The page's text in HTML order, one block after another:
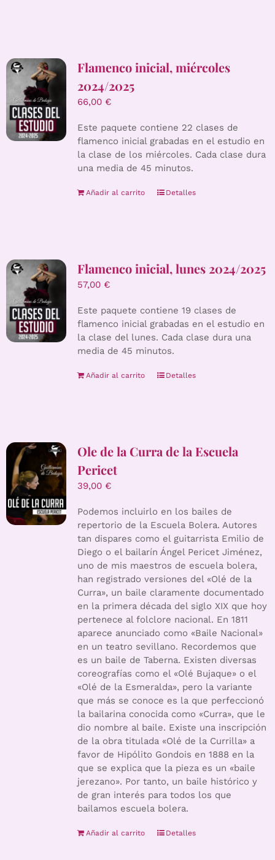
Flamenco inicial, miércoles
2024/2025
66,00 €
Este paquete contiene 22 clases de
flamenco inicial grabadas en el estudio en
la clase de los miércoles. Cada clase dura
una media de 45 minutos.
Añadir al carrito Detalles
Flamenco inicial, lunes 2024/2025
57,00 €
Este paquete contiene 19 clases de
flamenco inicial grabadas en el estudio en
la clase del lunes. Cada clase dura una
media de 45 minutos.
Añadir al carrito Detalles
Ole de la Curra de la Escuela
Pericet
39,00 €
Podemos incluirlo en los bailes de
repertorio de la Escuela Bolera. Autores
tan dispares como el guitarrista Emilio de
Diego o el bailarín Ángel Pericet Jiménez,
uno de mis maestros de escuela bolera,
han registrado versiones del «Olé de la
Curra», un baile claramente documentado
en la primera década del siglo XIX que hoy
pertenece al folclore nacional. En 1811
aparece anunciado como «Baile Nacional»
en un teatro sevillano. Recordemos que
es un baile de Taberna. Existen diversas
coreografías como el «Olé Bujaque» o el
«Olé de la Esmeralda», pero la variante
que más se conoce es la que perfeccionó
la bailarina conocida como «Curra», que le
dio nombre al baile. Existe una inscripción
de la obra titulada «Olé de la Currilla» a
favor de Hipólito Gondois en 1888 en la
que se explica que la pieza es un «baile
jerezano». Por tanto, un baile histórico y
de gran interés para todos los que
bailamos escuela bolera.
Añadir al carrito Detalles